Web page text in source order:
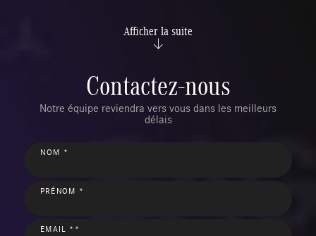
Afficher la suite
Contactez-nous
Notre équipe reviendra vers vous dans les meilleurs
délais
NOM *
PRÉNOM *
EMAIL **